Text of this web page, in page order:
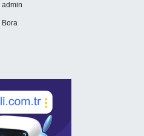
admin
Bora